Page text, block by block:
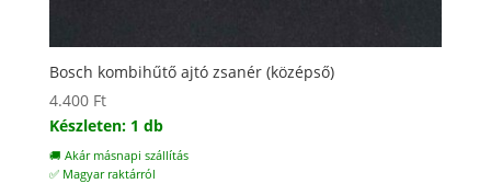
Bosch kombihűtő ajtó zsanér (középső)
4.400 Ft
Készleten: 1 db
🚚 Akár másnapi szállítás
✅ Magyar raktárról